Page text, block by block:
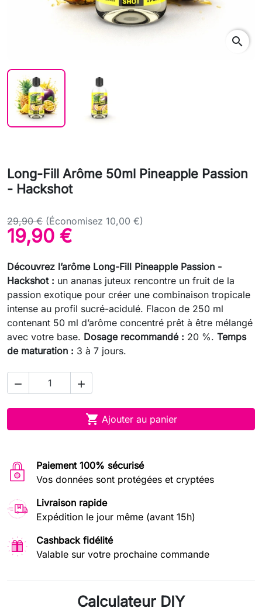
Long-Fill Arôme 50ml Pineapple Passion
- Hackshot
29,90 € (Économisez 10,00 €)
19,90 €
Découvrez l’arôme Long-Fill Pineapple Passion -
Hackshot : un ananas juteux rencontre un fruit de la
passion exotique pour créer une combinaison tropicale
intense au profil sucré-acidulé. Flacon de 250 ml
contenant 50 ml d’arôme concentré prêt à être mélangé
avec votre base. Dosage recommandé : 20 %. Temps
de maturation : 3 à 7 jours.
 
 Ajouter au panier
Paiement 100% sécurisé
Vos données sont protégées et cryptées
Livraison rapide
Expédition le jour même (avant 15h)
Cashback fidélité
Valable sur votre prochaine commande
Calculateur DIY